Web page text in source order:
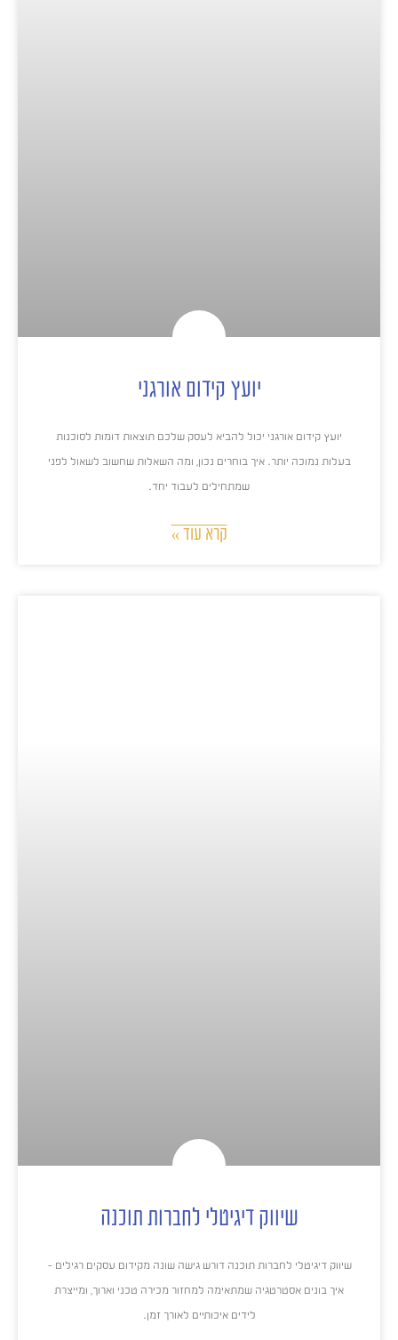
יועץ קידום אורגני
יועץ קידום אורגני יכול להביא לעסק שלכם תוצאות דומות לסוכנות
בעלות נמוכה יותר. איך בוחרים נכון, ומה השאלות שחשוב לשאול לפני
שמתחילים לעבוד יחד.
קרא עוד »
שיווק דיגיטלי לחברות תוכנה
שיווק דיגיטלי לחברות תוכנה דורש גישה שונה מקידום עסקים רגילים –
איך בונים אסטרטגיה שמתאימה למחזור מכירה טכני וארוך, ומייצרת
לידים איכותיים לאורך זמן.